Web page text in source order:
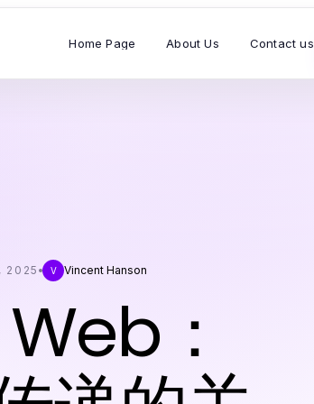
Home Page About Us Contact us
2025 V Vincent Hanson
：